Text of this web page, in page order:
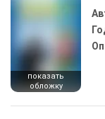
показать
обложку